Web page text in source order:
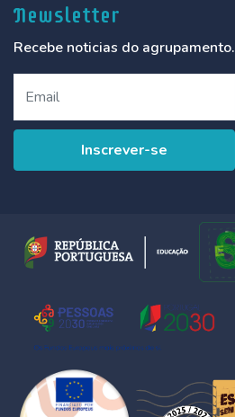
Newsletter
Recebe noticias do agrupamento.